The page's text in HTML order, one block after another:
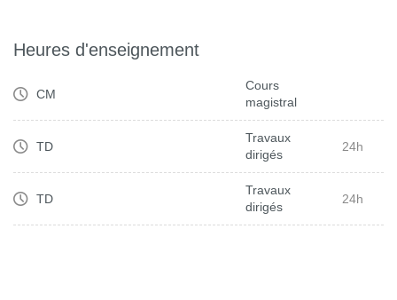
Heures d'enseignement
CM
Cours
magistral
TD
Travaux
dirigés
24h
TD
Travaux
dirigés
24h